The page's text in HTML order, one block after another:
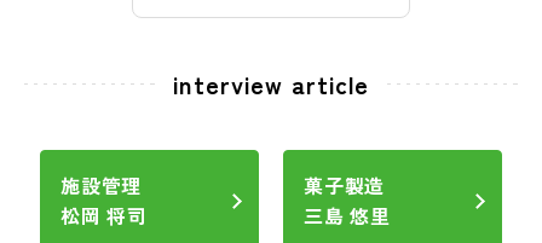
interview article
施設管理
松岡 将司
菓子製造
三島 悠里